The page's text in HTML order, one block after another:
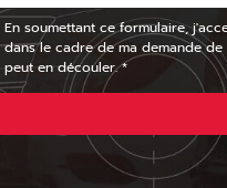
En soumettant ce formulaire,
dans le cadre de ma demande
peut en découler. *